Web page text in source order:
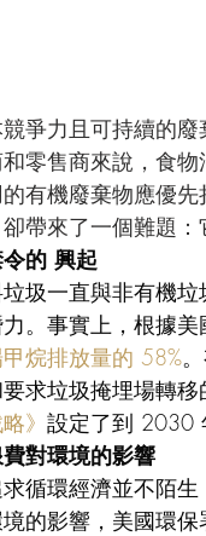
爭力且可持續的
零售商來說，食
有機廢棄物應優
帶來了一個難題
的 興起
圾一直與非有機
。事實上，根據
烷排放量的 58%
求垃圾掩埋場轉
》 設定了到 2030
對環境的影響
循環經濟並不陌
的影響，美國環